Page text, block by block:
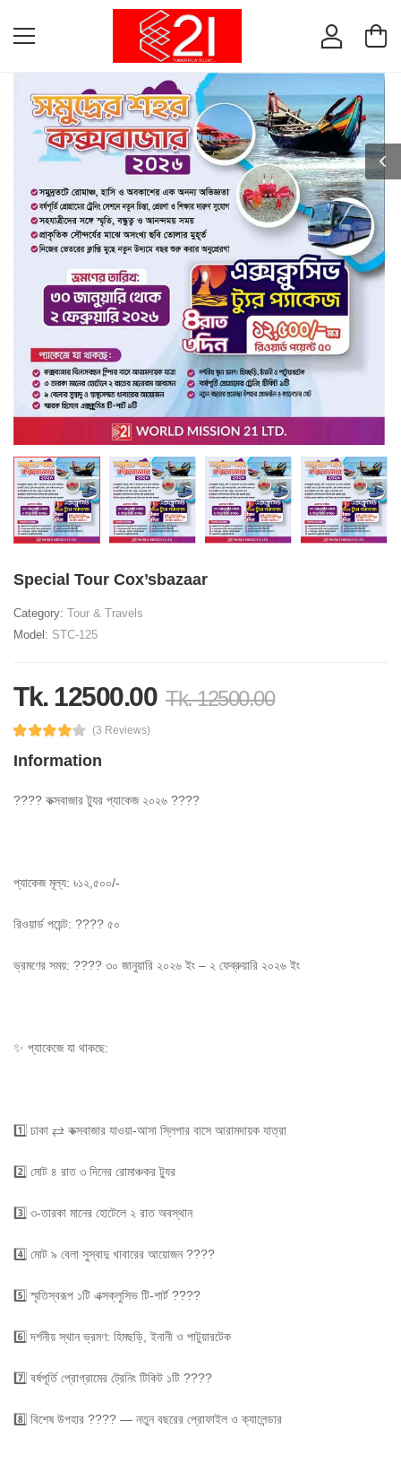
Special Tour Cox’sbazaar
Category: Tour & Travels
Model: STC-125
Tk. 12500.00 Tk. 12500.00
(3 Reviews)
Information
???? কক্সবাজার ট্যুর প্যাকেজ ২০২৬ ????
প্যাকেজ মূল্য: ৳১২,৫০০/-
রিওয়ার্ড পয়েন্ট: ???? ৫০
ভ্রমণের সময়: ????️ ৩০ জানুয়ারি ২০২৬ ইং – ২ ফেব্রুয়ারি ২০২৬ ইং
✨ প্যাকেজে যা থাকছে:
1️⃣ ঢাকা ⇄ কক্সবাজার যাওয়া-আসা স্লিপার বাসে আরামদায়ক যাত্রা
2️⃣ মোট ৪ রাত ৩ দিনের রোমাঞ্চকর ট্যুর
3️⃣ ৩-তারকা মানের হোটেলে ২ রাত অবস্থান
4️⃣ মোট ৯ বেলা সুস্বাদু খাবারের আয়োজন ????
5️⃣ স্মৃতিস্বরূপ ১টি এক্সক্লুসিভ টি-শার্ট ????
6️⃣ দর্শনীয় স্থান ভ্রমণ: হিমছড়ি, ইনানী ও পাটুয়ারটেক
7️⃣ বর্ষপূর্তি প্রোগ্রামের ট্রেনিং টিকিট ১টি ????
8️⃣ বিশেষ উপহার ???? — নতুন বছরের প্রোফাইল ও ক্যালেন্ডার